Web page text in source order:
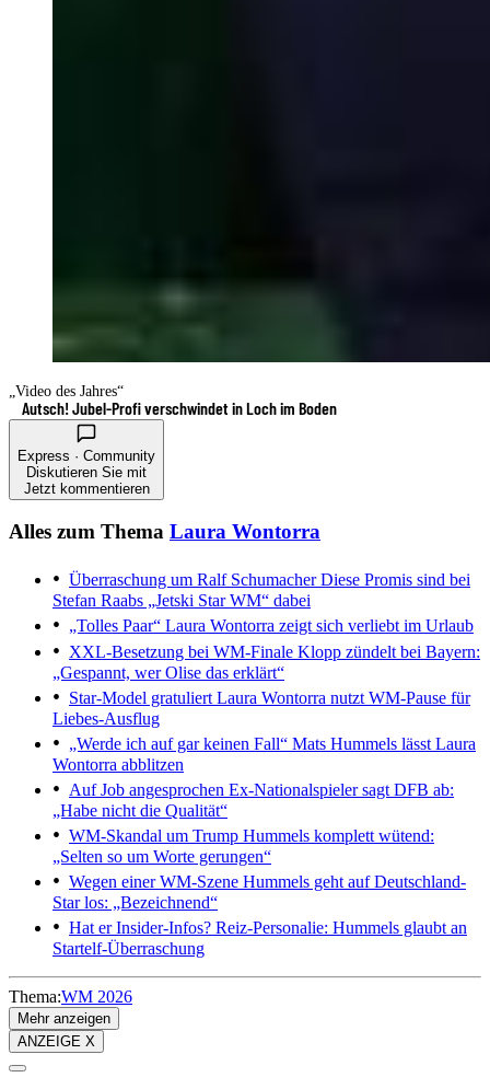
„Video des Jahres“
Autsch! Jubel-Profi verschwindet in Loch im Boden
Express · Community
Diskutieren Sie mit
Jetzt kommentieren
Alles zum Thema Laura Wontorra
Überraschung um Ralf SchumacherDiese Promis sind bei
Stefan Raabs „Jetski Star WM“ dabei
„Tolles Paar“ Laura Wontorra zeigt sich verliebt im Urlaub
XXL-Besetzung bei WM-Finale Klopp zündelt bei Bayern:
„Gespannt, wer Olise das erklärt“
Star-Model gratuliert Laura Wontorra nutzt WM-Pause für
Liebes-Ausflug
„Werde ich auf gar keinen Fall“ Mats Hummels lässt Laura
Wontorra abblitzen
Auf Job angesprochen Ex-Nationalspieler sagt DFB ab:
„Habe nicht die Qualität“
WM-Skandal um Trump Hummels komplett wütend:
„Selten so um Worte gerungen“
Wegen einer WM-Szene Hummels geht auf Deutschland-
Star los: „Bezeichnend“
Hat er Insider-Infos? Reiz-Personalie: Hummels glaubt an
Startelf-Überraschung
Thema:WM 2026
Mehr anzeigen
ANZEIGE X